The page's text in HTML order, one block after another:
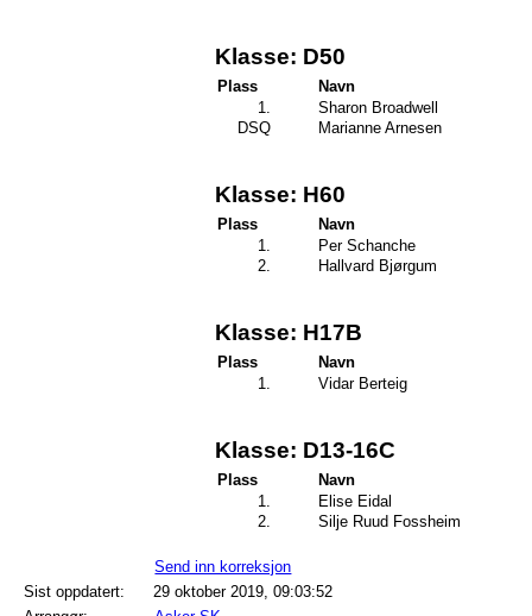
Klasse: D50
Plass
Navn
1.
Sharon Broadwell
DSQ
Marianne Arnesen
Klasse: H60
Plass
Navn
1.
Per Schanche
2.
Hallvard Bjørgum
Klasse: H17B
Plass
Navn
1.
Vidar Berteig
Klasse: D13-16C
Plass
Navn
1.
Elise Eidal
2.
Silje Ruud Fossheim
Send inn korreksjon
Sist oppdatert:
29 oktober 2019, 09:03:52